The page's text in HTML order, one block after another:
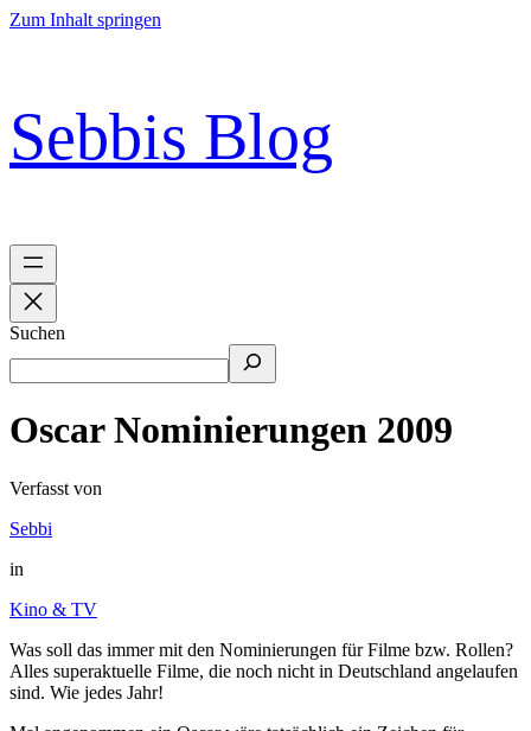
Zum Inhalt springen
Sebbis Blog
Suchen
Oscar Nominierungen 2009
Verfasst von
Sebbi
in
Kino & TV
Was soll das immer mit den Nominierungen für Filme bzw. Rollen?
Alles superaktuelle Filme, die noch nicht in Deutschland angelaufen
sind. Wie jedes Jahr!